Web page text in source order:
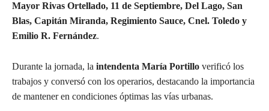
Mayor Rivas Ortellado, 11 de Septiembre, Del Lago, San
Blas, Capitán Miranda, Regimiento Sauce, Cnel. Toledo y
Emilio R. Fernández.
Durante la jornada, la intendenta María Portillo verificó los
trabajos y conversó con los operarios, destacando la importancia
de mantener en condiciones óptimas las vías urbanas.